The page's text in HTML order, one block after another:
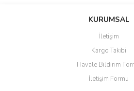
KURUMSAL
İletişim
Kargo Takibi
Havale Bildirim
İletişim Formu